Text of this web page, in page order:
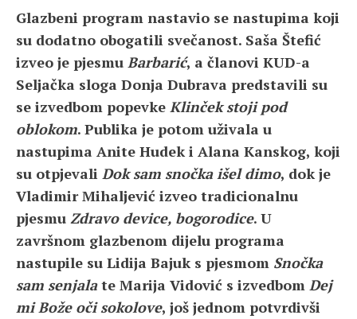
Glazbeni program nastavio se nastupima koji
su dodatno obogatili svečanost. Saša Štefić
izveo je pjesmu Barbarić, a članovi KUD-a
Seljačka sloga Donja Dubrava predstavili su
se izvedbom popevke Klinček stoji pod
oblokom. Publika je potom uživala u
nastupima Anite Hudek i Alana Kanskog, koji
su otpjevali Dok sam snočka išel dimo, dok je
Vladimir Mihaljević izveo tradicionalnu
pjesmu Zdravo device, bogorodice. U
završnom glazbenom dijelu programa
nastupile su Lidija Bajuk s pjesmom Snočka
sam senjalate Marija Vidović s izvedbom Dej
mi Bože oči sokolove, još jednom potvrdivši